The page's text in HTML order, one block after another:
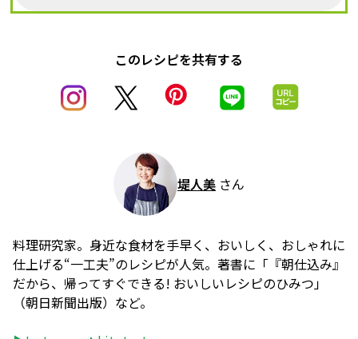
このレシピを共有する
堤人美 さん
料理研究家。身近な食材を手早く、おいしく、おしゃれに
仕上げる“一工夫”のレシピが人気。著書に「『朝仕込み』
だから、帰ってすぐできる! おいしいレシピのひみつ」
（朝日新聞出版）など。